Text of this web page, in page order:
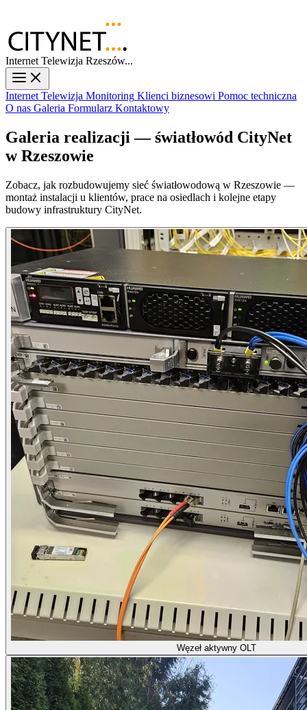
Internet Telewizja Rzeszów...
Internet Telewizja Monitoring Klienci biznesowi Pomoc techniczna
O nas Galeria Formularz Kontaktowy
Galeria realizacji — światłowód CityNet
w Rzeszowie
Zobacz, jak rozbudowujemy sieć światłowodową w Rzeszowie —
montaż instalacji u klientów, prace na osiedlach i kolejne etapy
budowy infrastruktury CityNet.
Węzeł aktywny OLT